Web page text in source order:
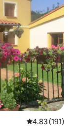
Calificación
4.83 (191)